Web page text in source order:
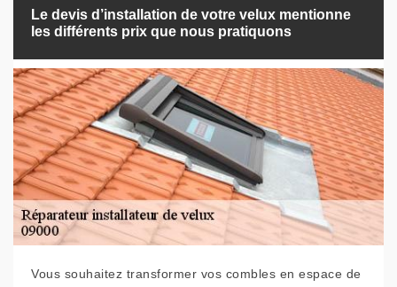
Le devis d’installation de votre velux mentionne
les différents prix que nous pratiquons
Vous souhaitez transformer vos combles en espace de